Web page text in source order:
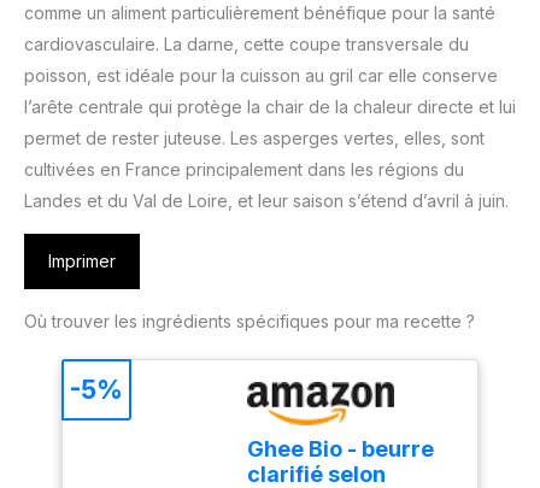
comme un aliment particulièrement bénéfique pour la santé
cardiovasculaire. La darne, cette coupe transversale du
poisson, est idéale pour la cuisson au gril car elle conserve
l’arête centrale qui protège la chair de la chaleur directe et lui
permet de rester juteuse. Les asperges vertes, elles, sont
cultivées en France principalement dans les régions du
Landes et du Val de Loire, et leur saison s’étend d’avril à juin.
Imprimer
Où trouver les ingrédients spécifiques pour ma recette ?
Ghee Bio - beurre
clarifié selon
-5%